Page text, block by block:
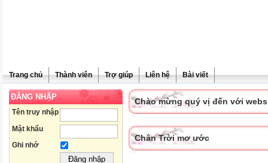
Trang chủ Thành viên Trợ giúp Liên hệ Bài viết
ĐĂNG NHẬP
Tên truy nhập
Mật khẩu
Ghi nhớ
Chào mừng quý vị đến với
Chân Trời mơ ước